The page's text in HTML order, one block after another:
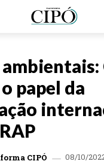
papel da
CIPÓ 08/10/